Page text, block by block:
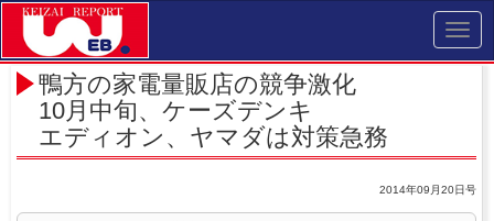
鴨方の家電量販店の競争激化
10月中旬、ケーズデンキ
エディオン、ヤマダは対策急務
2014年09月20日号